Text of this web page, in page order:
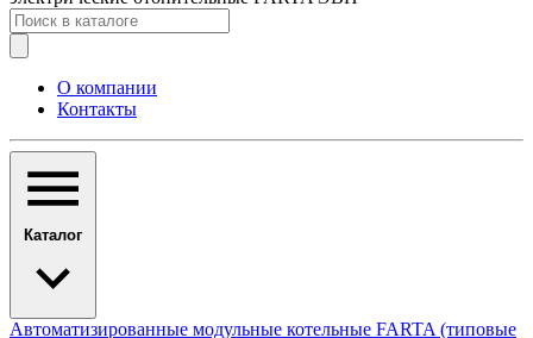
О компании
Контакты
Каталог
Автоматизированные модульные котельные FARTA (типовые